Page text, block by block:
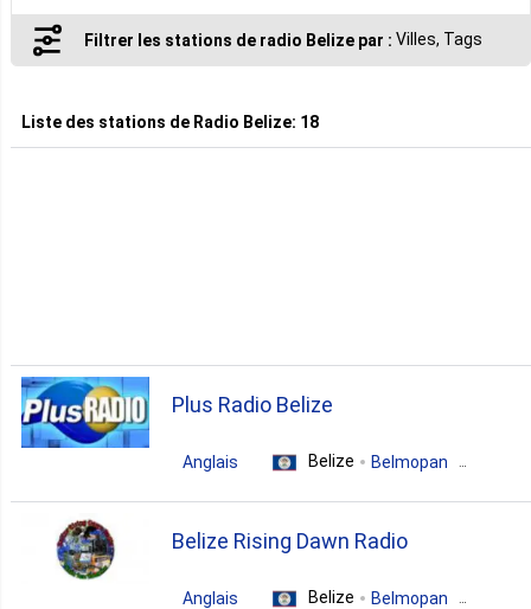
2. San Pedro Town
1. El Cayo
1. Willows Bank
Filtrer les stations de radio Belize par : Villes, Tags
Liste des stations de Radio Belize: 18
Plus Radio Belize
Anglais Belize Belmopan
Belize Rising Dawn Radio
Anglais Belize Belmopan